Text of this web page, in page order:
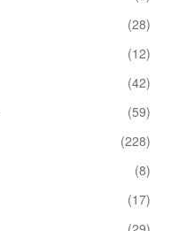
(28)
(12)
(42)
(59)
(228)
(8)
(17)